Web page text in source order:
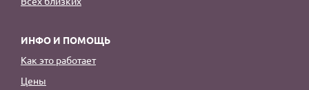
ИНФО И ПОМОЩЬ
Как это работает
Цены